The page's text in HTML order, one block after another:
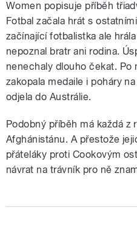
Women popisuje příběh
Fotbal začala hrát s
začínající fotbalistka ale
nepoznal bratr ani rodina.
nenechaly dlouho čekat. Po
zakopala medaile i poháry
odjela do Austrálie.
Podobný příběh má každá z
Afghánistánu. A přestože
přáteláky proti Cookovým
návrat na trávník pro ně